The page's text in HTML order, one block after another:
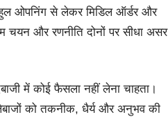
ओपनिंग से लेकर मिडिल ऑर्डर और
और रणनीति दोनों पर सीधा असर
में कोई फैसला नहीं लेना चाहता।
को तकनीक, धैर्य और अनुभव की